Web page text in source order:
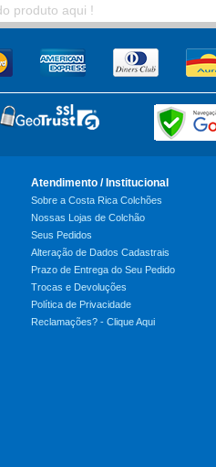
Atendimento / Institucional
Sobre a Costa Rica Colchões
Nossas Lojas de Colchão
Seus Pedidos
Alteração de Dados Cadastrais
Prazo de Entrega do Seu Pedido
Trocas e Devoluções
Política de Privacidade
Reclamações? - Clique Aqui